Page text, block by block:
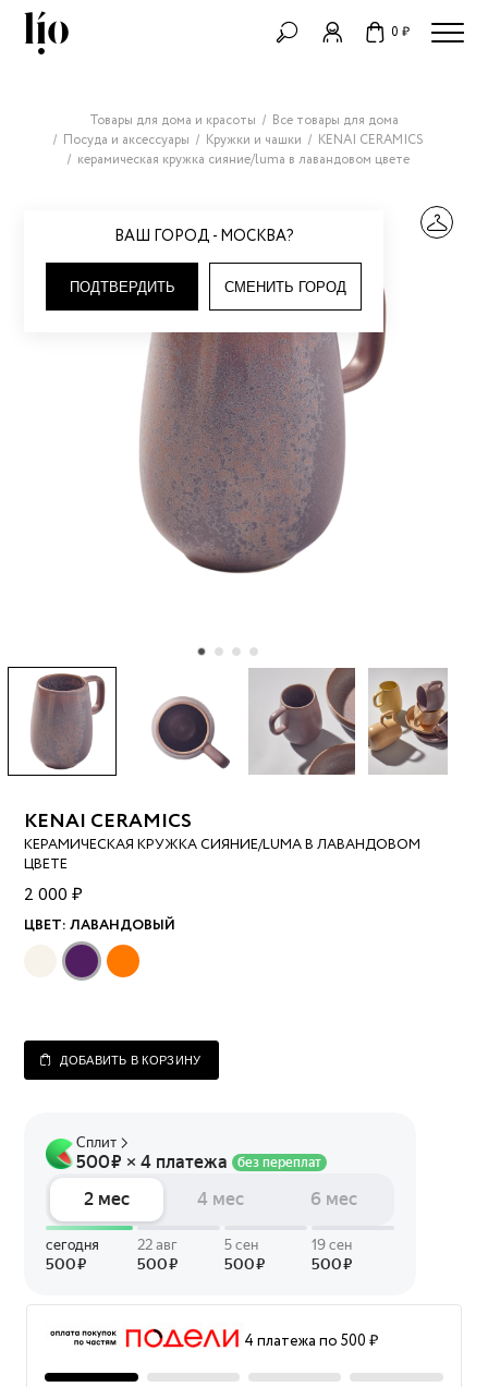
0 ₽
ВАШ ГОРОД - МОСКВА?
ПОДТВЕРДИТЬ СМЕНИТЬ ГОРОД
Товары для дома и красоты
Все товары для дома
Посуда и аксессуары
Кружки и чашки
KENAI CERAMICS
керамическая кружка сияние/luma в лавандовом цвете
KENAI CERAMICS
КЕРАМИЧЕСКАЯ КРУЖКА СИЯНИЕ/LUMA В ЛАВАНДОВОМ
ЦВЕТЕ
2 000 ₽
ЦВЕТ:ЛАВАНДОВЫЙ
ДОБАВИТЬ В КОРЗИНУ
4 платежа по 500 ₽